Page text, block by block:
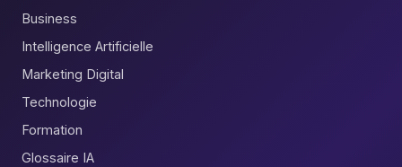
Business
Intelligence Artificielle
Marketing Digital
Technologie
Formation
Glossaire IA